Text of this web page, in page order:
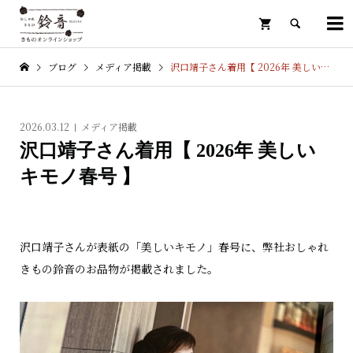

ブログ メディア掲載 沢口靖子さん着用【 2026年 美しいキモノ春号 】
2026.03.12 メディア掲載
沢口靖子さん着用【 2026年 美しい
キモノ春号 】
沢口靖子さんが表紙の「美しいキモノ」春号に、弊社おしゃれ
きもの鈴音のお品物が掲載されました。